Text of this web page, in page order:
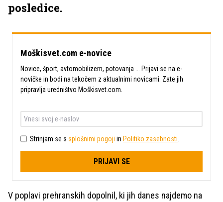
posledice.
Moškisvet.com e-novice
Novice, šport, avtomobilizem, potovanja ... Prijavi se na e-
novičke in bodi na tekočem z aktualnimi novicami. Zate jih
pripravlja uredništvo Moškisvet.com.
Strinjam se s splošnimi pogoji in Politiko zasebnosti
PRIJAVI SE
V poplavi prehranskih dopolnil, ki jih danes najdemo na